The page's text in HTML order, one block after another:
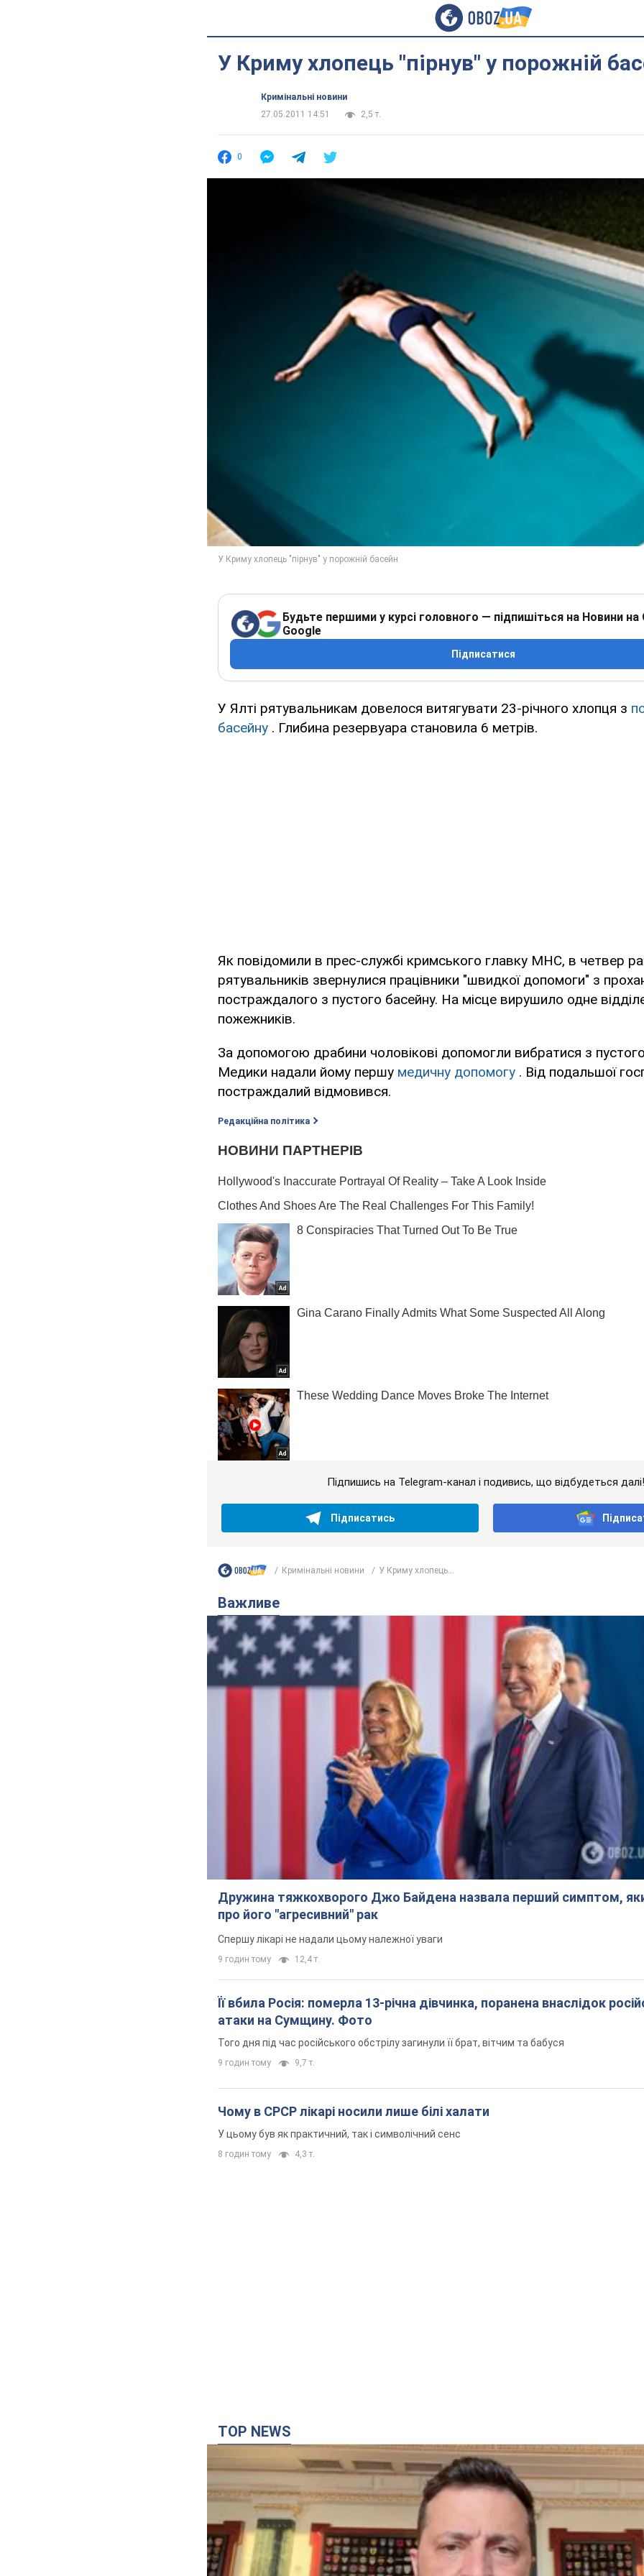
У Криму хлопець "пірнув" у порожній
Кримінальні новини
27.05.2011 14:51
2,5 т.
0
Будьте першими у курсі головного — підпишіться на Новини на
Google
Підписатися
У Ялті рятувальникам довелося витягувати 23-річного хлопця з
басейну . Глибина резервуара становила 6 метрів.
Як повідомили в прес-службі кримського главку МНС, в четвер
рятувальників звернулися працівники "швидкої допомоги" з
постраждалого з пустого басейну. На місце вирушило одне
пожежників.
За допомогою драбини чоловікові допомогли вибратися з
Медики надали йому першу медичну допомогу . Від подальшої
постраждалий відмовився.
Редакційна політика
Підпишись на Telegram-канал і подивись, що відбудеться далі!
Підписатись
Кримінальні новини У Криму хлопець...
Важливе
Дружина тяжкохворого Джо Байдена назвала перший симптом,
про його "агресивний" рак
Спершу лікарі не надали цьому належної уваги
9 годин тому 12,4 т.
Її вбила Росія: померла 13-річна дівчинка, поранена внаслідок
атаки на Сумщину. Фото
Того дня під час російського обстрілу загинули її брат, вітчим та бабуся
9 годин тому 9,7 т.
Чому в СРСР лікарі носили лише білі халати
У цьому був як практичний, так і символічний сенс
8 годин тому 4,3 т.
TOP NEWS